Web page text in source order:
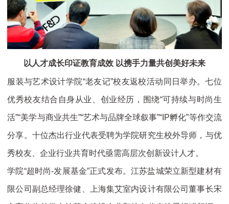
以人才成长印证教育成效 以携手力量共创美好未来
服装与艺术设计学院“老友记”校友返校活动同日举办。七位
优秀校友结合自身从业、创业经历，围绕“可持续与时尚生
活”“美学与商业共生”“艺术与品牌全球叙事”“IP孵化”等作交流
分享。十位杰出行业代表受聘为学院研究生校外导师，与优
秀校友、企业行业共育时代亟需高层次创新设计人才。
学院“超时尚-发展基金”正式发布。江苏盐城荣立新型建材有
限公司副总经理徐健、上海集艾室内设计有限公司董事长宋